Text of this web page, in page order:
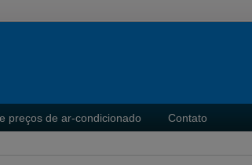
preços de ar-condicionado Contato